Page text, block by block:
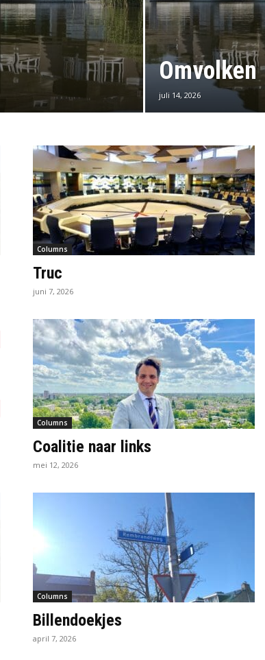
Omvolken
juli 14, 2026
Columns
Truc
juni 7, 2026
Columns
Coalitie naar links
mei 12, 2026
Columns
Billendoekjes
april 7, 2026